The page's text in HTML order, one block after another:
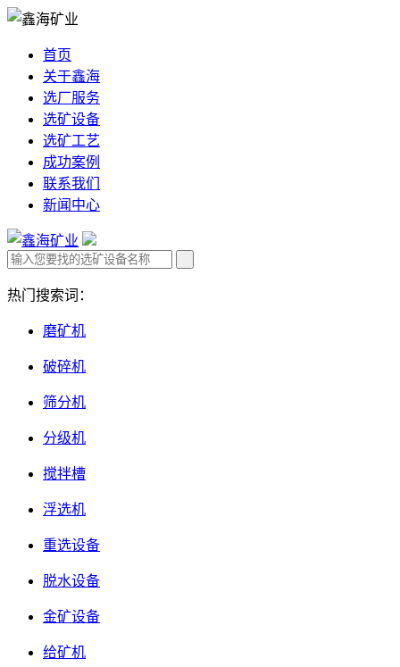
首页
关于鑫海
选厂服务
选矿设备
选矿工艺
成功案例
联系我们
新闻中心
热门搜索词：
磨矿机
破碎机
筛分机
分级机
搅拌槽
浮选机
重选设备
脱水设备
金矿设备
给矿机